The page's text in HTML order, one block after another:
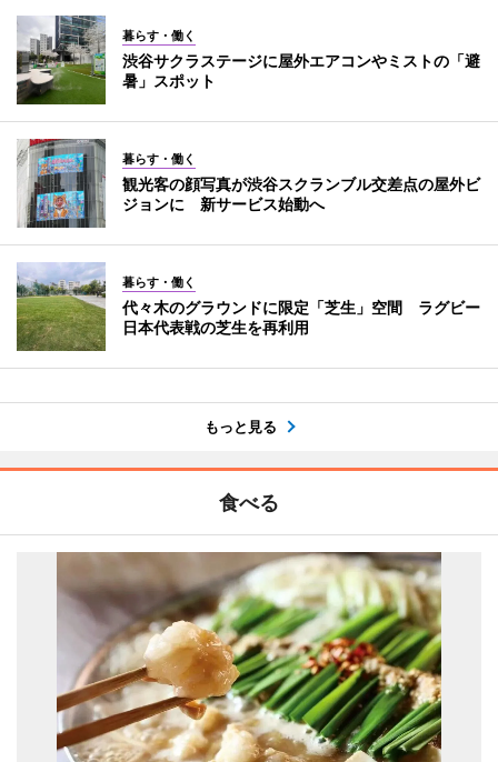
暮らす・働く
渋谷サクラステージに屋外エアコンやミストの「避
暑」スポット
暮らす・働く
観光客の顔写真が渋谷スクランブル交差点の屋外ビ
ジョンに 新サービス始動へ
暮らす・働く
代々木のグラウンドに限定「芝生」空間 ラグビー
日本代表戦の芝生を再利用
もっと見る
食べる